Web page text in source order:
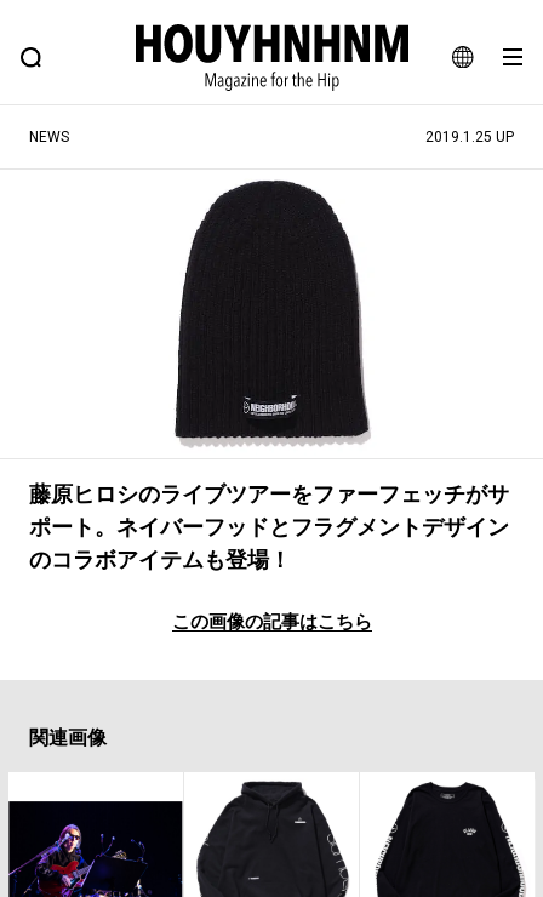
JA
EN
FEATURE BLOG SNAP
ヒップなファッション、カルチャー、ライフスタイルWEBマガジン
#SHOPPING ADDICT #憧れの逸品
#ESSENTIAL DESIGNS #古着サミット
#NEW VINTAGE #マイナーグッド図鑑
#路地裏てぃーん。 #MONTHLY JOURNAL
#GH 銘品の所以 #フイナムのYouTube
#Commune H #FOCUS IT #AH.H
#ととけん #FASHION #MUSIC #MOVIE
#LIFESTYLE #SNEAKER #OUTDOOR
NEWS 2019.1.25 UP
藤原ヒロシのライブツアーをファーフェッチがサ
ポート。ネイバーフッドとフラグメントデザイン
のコラボアイテムも登場！
この画像の記事はこちら
関連画像